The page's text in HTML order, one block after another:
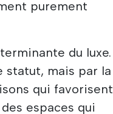
purement
du luxe.
statut, mais par la
qui favorisent
espaces qui